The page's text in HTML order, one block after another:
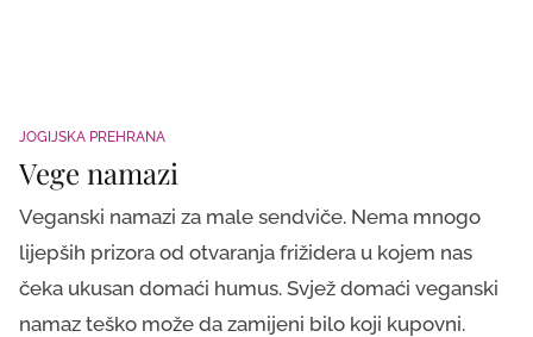
JOGIJSKA PREHRANA
Vege namazi
Veganski namazi za male sendviče. Nema mnogo
lijepših prizora od otvaranja frižidera u kojem nas
čeka ukusan domaći humus. Svjež domaći veganski
namaz teško može da zamijeni bilo koji kupovni.